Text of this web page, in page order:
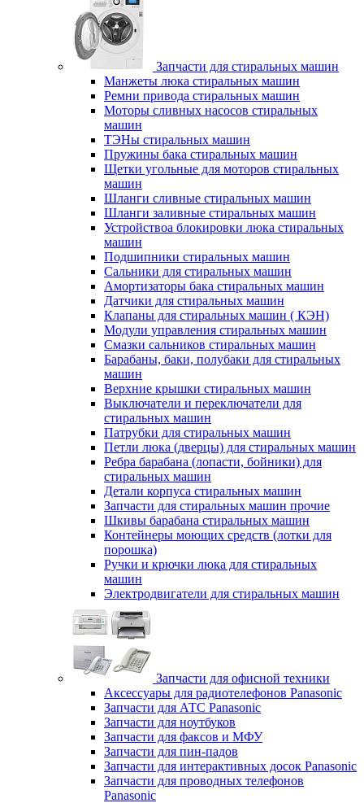
Запчасти для стиральных машин
Манжеты люка стиральных машин
Ремни привода стиральных машин
Моторы сливных насосов стиральных
машин
ТЭНы стиральных машин
Пружины бака стиральных машин
Щетки угольные для моторов стиральных
машин
Шланги сливные стиральных машин
Шланги заливные стиральных машин
Устройствоа блокировки люка стиральных
машин
Подшипники стиральных машин
Сальники для стиральных машин
Амортизаторы бака стиральных машин
Датчики для стиральных машин
Клапаны для стиральных машин ( КЭН)
Модули управления стиральных машин
Смазки сальников стиральных машин
Барабаны, баки, полубаки для стиральных
машин
Верхние крышки стиральных машин
Выключатели и переключатели для
стиральных машин
Патрубки для стиральных машин
Петли люка (дверцы) для стиральных машин
Ребра барабана (лопасти, бойники) для
стиральных машин
Детали корпуса стиральных машин
Запчасти для стиральных машин прочие
Шкивы барабана стиральных машин
Контейнеры моющих средств (лотки для
порошка)
Ручки и крючки люка для стиральных
машин
Электродвигатели для стиральных машин
Запчасти для офисной техники
Аксессуары для радиотелефонов Panasonic
Запчасти для АТС Panasonic
Запчасти для ноутбуков
Запчасти для факсов и МФУ
Запчасти для пин-падов
Запчасти для интерактивных досок Panasonic
Запчасти для проводных телефонов
Panasonic